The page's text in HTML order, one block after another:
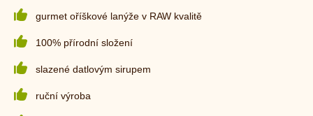
gurmet oříškové lanýže v RAW kvalitě
100% přírodní složení
slazené datlovým sirupem
ruční výroba